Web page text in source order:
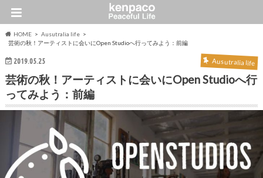
HOME
Ausutralia life
芸術の秋！アーティストに会いにOpen Studioへ行ってみよう：前編
2019.05.25 Ausutralia life
芸術の秋！アーティストに会いにOpen Studioへ行
ってみよう：前編